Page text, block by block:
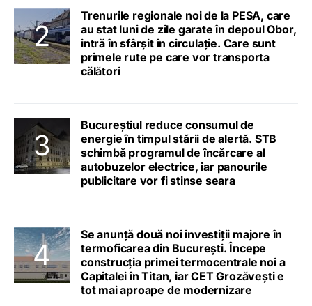
Trenurile regionale noi de la PESA, care
au stat luni de zile garate în depoul Obor,
intră în sfârșit în circulație. Care sunt
primele rute pe care vor transporta
călători
Bucureștiul reduce consumul de
energie în timpul stării de alertă. STB
schimbă programul de încărcare al
autobuzelor electrice, iar panourile
publicitare vor fi stinse seara
Se anunță două noi investiții majore în
termoficarea din București. Începe
construcția primei termocentrale noi a
Capitalei în Titan, iar CET Grozăvești e
tot mai aproape de modernizare